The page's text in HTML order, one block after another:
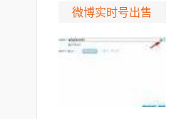
微博实时号出售